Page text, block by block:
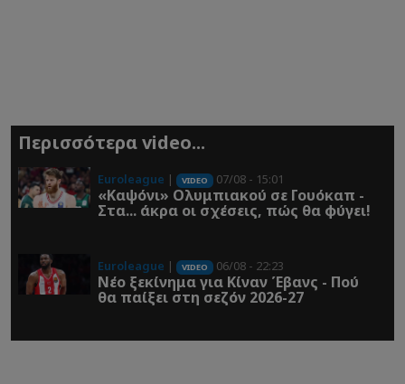
Περισσότερα video...
Euroleague | VIDEO 07/08 - 15:01
«Καψόνι» Ολυμπιακού σε Γουόκαπ -
Στα... άκρα οι σχέσεις, πώς θα φύγει!
Euroleague | VIDEO 06/08 - 22:23
Νέο ξεκίνημα για Κίναν Έβανς - Πού
θα παίξει στη σεζόν 2026-27